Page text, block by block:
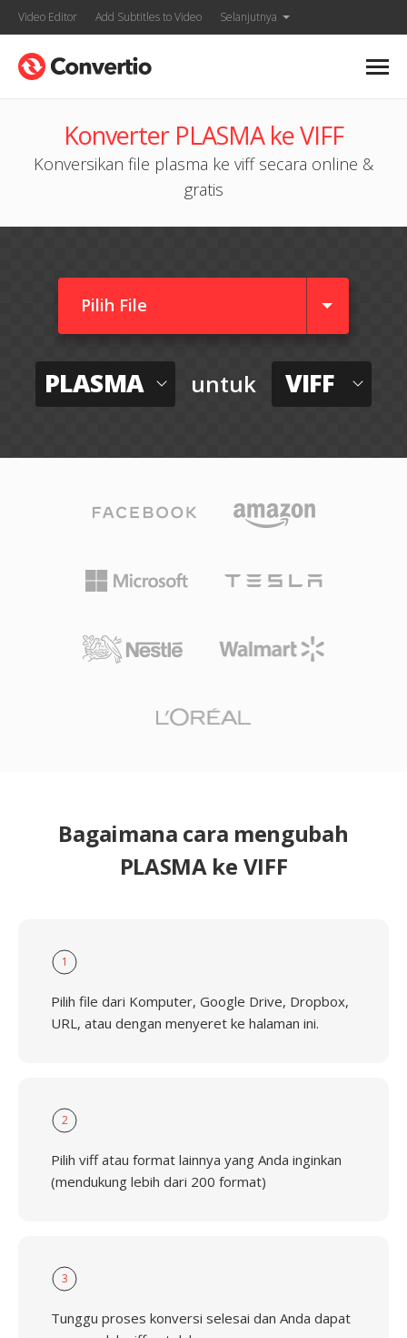
Video Editor Add Subtitles to Video Selanjutnya
Konverter PLASMA ke VIFF
Konversikan file plasma ke viff secara online &
gratis
Pilih File
PLASMA untuk VIFF
Bagaimana cara mengubah
PLASMA ke VIFF
1
Pilih file dari Komputer, Google Drive, Dropbox,
URL, atau dengan menyeret ke halaman ini.
2
Pilih viff atau format lainnya yang Anda inginkan
(mendukung lebih dari 200 format)
3
Tunggu proses konversi selesai dan Anda dapat